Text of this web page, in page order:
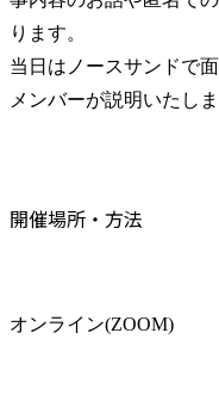
ります。
当日はノースサンドで
メンバーが説明いたしま
開催場所・方法
オンライン(ZOOM)